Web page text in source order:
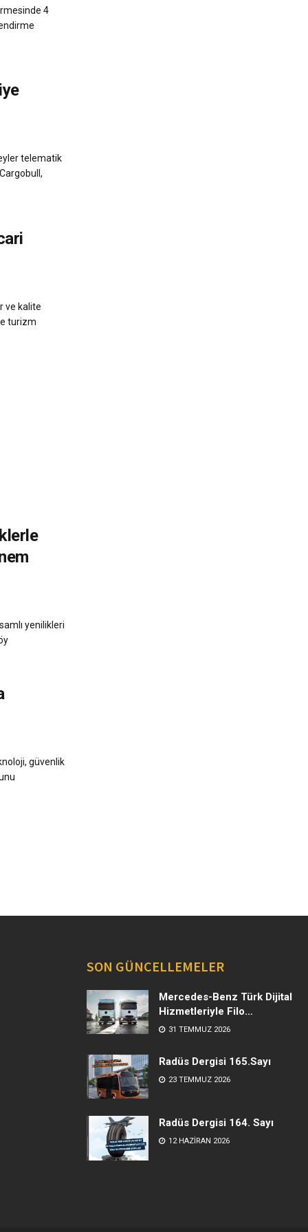
4
telematik
ve kalite
turizm
yenilikleri
güvenlik
SON GÜNCELLEMELER
Mercedes-Benz Türk Dijital
Hizmetleriyle Filo
Yönetiminde Yeni Dönem
31 TEMMUZ 2026
Radüs Dergisi 165.Sayı
23 TEMMUZ 2026
Radüs Dergisi 164. Sayı
12 HAZIRAN 2026